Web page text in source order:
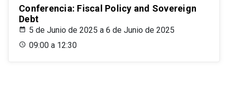
Conferencia: Fiscal Policy and Sovereign
Debt
5 de Junio de 2025 a 6 de Junio de 2025
09:00 a 12:30